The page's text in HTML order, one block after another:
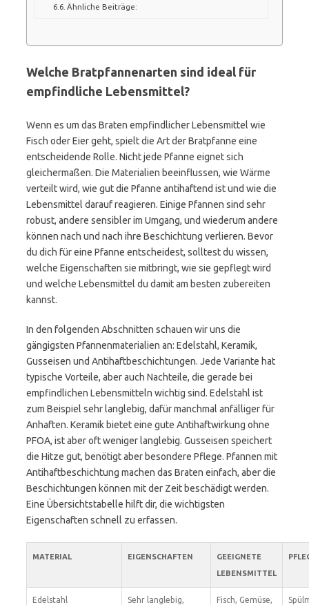
Ähnliche Beiträge:
Welche Bratpfannenarten sind ideal für
empfindliche Lebensmittel?
Wenn es um das Braten empfindlicher Lebensmittel wie
Fisch oder Eier geht, spielt die Art der Bratpfanne eine
entscheidende Rolle. Nicht jede Pfanne eignet sich
gleichermaßen. Die Materialien beeinflussen, wie Wärme
verteilt wird, wie gut die Pfanne antihaftend ist und wie die
Lebensmittel darauf reagieren. Einige Pfannen sind sehr
robust, andere sensibler im Umgang, und wiederum andere
können nach und nach ihre Beschichtung verlieren. Bevor
du dich für eine Pfanne entscheidest, solltest du wissen,
welche Eigenschaften sie mitbringt, wie sie gepflegt wird
und welche Lebensmittel du damit am besten zubereiten
kannst.
In den folgenden Abschnitten schauen wir uns die
gängigsten Pfannenmaterialien an: Edelstahl, Keramik,
Gusseisen und Antihaftbeschichtungen. Jede Variante hat
typische Vorteile, aber auch Nachteile, die gerade bei
empfindlichen Lebensmitteln wichtig sind. Edelstahl ist
zum Beispiel sehr langlebig, dafür manchmal anfälliger für
Anhaften. Keramik bietet eine gute Antihaftwirkung ohne
PFOA, ist aber oft weniger langlebig. Gusseisen speichert
die Hitze gut, benötigt aber besondere Pflege. Pfannen mit
Antihaftbeschichtung machen das Braten einfach, aber die
Beschichtungen können mit der Zeit beschädigt werden.
Eine Übersichtstabelle hilft dir, die wichtigsten
Eigenschaften schnell zu erfassen.
MATERIAL EIGENSCHAFTEN
GEEIGNETE
LEBENSMITTEL
Edelstahl
Sehr langlebig,
Fisch, Gemüse,